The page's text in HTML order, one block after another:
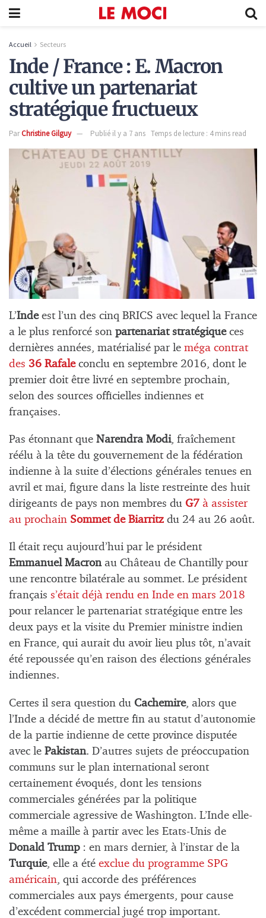
Accueil Secteurs
Inde / France : E. Macron
cultive un partenariat
stratégique fructueux
ParChristine Gilguy Publié il y a 7 ans Temps de lecture : 4 mins read
L’Indeest l’un des cinq BRICS avec lequel la France
a le plus renforcé son partenariat stratégiqueces
dernières années, matérialisé par le méga contrat
des 36 Rafaleconclu en septembre 2016, dont le
premier doit être livré en septembre prochain,
selon des sources officielles indiennes et
françaises.
Pas étonnant que Narendra Modi, fraîchement
réélu à la tête du gouvernement de la fédération
indienne à la suite d’élections générales tenues en
avril et mai, figure dans la liste restreinte des huit
dirigeants de pays non membres du G7 à assister
au prochain Sommet de Biarritz du 24 au 26 août.
Il était reçu aujourd’hui par le président
Emmanuel Macronau Château de Chantilly pour
une rencontre bilatérale au sommet. Le président
français s’était déjà rendu en Inde en mars 2018
pour relancer le partenariat stratégique entre les
deux pays et la visite du Premier ministre indien
en France, qui aurait du avoir lieu plus tôt, n’avait
été repoussée qu’en raison des élections générales
indiennes.
Certes il sera question du Cachemire, alors que
l’Inde a décidé de mettre fin au statut d’autonomie
de la partie indienne de cette province disputée
avec le Pakistan. D’autres sujets de préoccupation
communs sur le plan international seront
certainement évoqués, dont les tensions
commerciales générées par la politique
commerciale agressive de Washington. L’Inde elle-
même a maille à partir avec les Etats-Unis de
Donald Trump: en mars dernier, à l’instar de la
Turquie, elle a été exclue du programme SPG
américain , qui accorde des préférences
commerciales aux pays émergents, pour cause
d’excédent commercial jugé trop important.